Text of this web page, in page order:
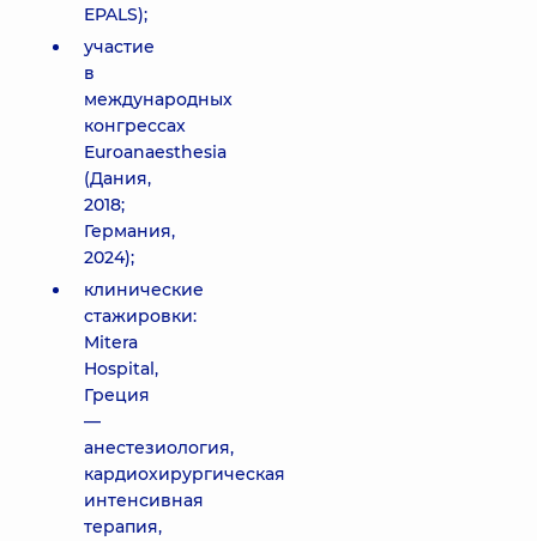
EPALS);
участие
в
международных
конгрессах
Euroanaesthesia
(Дания,
2018;
Германия,
2024);
клинические
стажировки:
Mitera
Hospital,
Греция
—
анестезиология,
кардиохирургическая
интенсивная
терапия,